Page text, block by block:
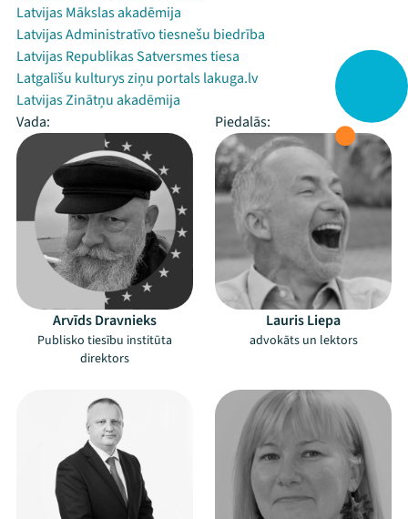
Latvijas Mākslas akadēmija
Latvijas Administratīvo tiesnešu biedrība
Latvijas Republikas Satversmes tiesa
Latgalīšu kulturys ziņu portals lakuga.lv
Latvijas Zinātņu akadēmija
Vada:
Piedalās:
Arvīds Dravnieks
Publisko tiesību institūta
direktors
Lauris Liepa
advokāts un lektors